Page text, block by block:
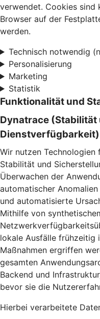
verwendet. Cookies sind
Browser auf der
werden.
Technisch notwendig
Personalisierung
Marketing
Statistik
Funktionalität und
Dynatrace
Dienstverfügbarkeit)
Wir nutzen
Stabilität und
Überwachen der
automatischer
und automatisierte
Mithilfe von
lokale Ausfälle
Maßnahmen ergriffen
gesamten
Backend und
bevor sie die
Hierbei verarbeitete